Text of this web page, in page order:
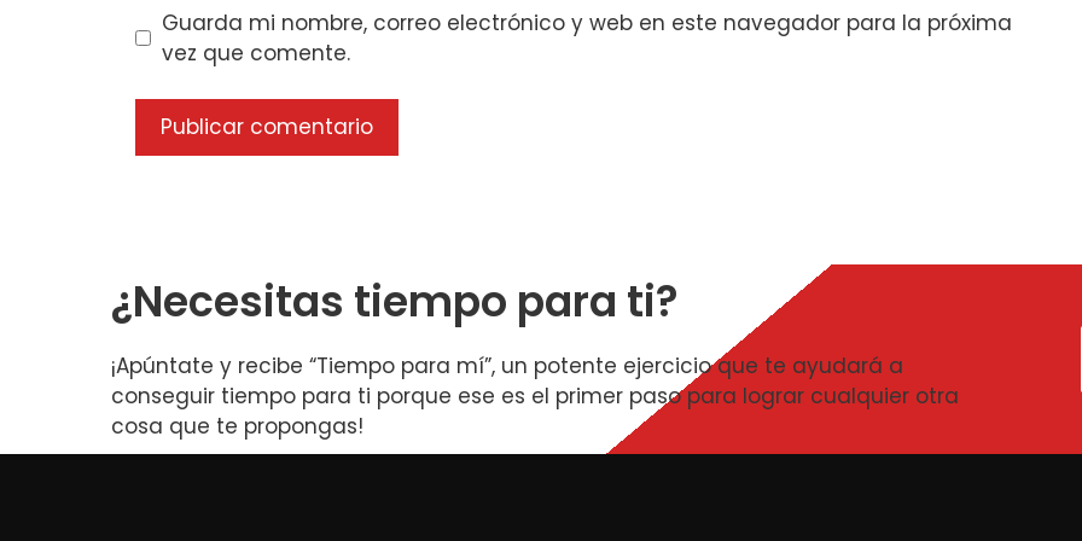
Guarda mi nombre, correo electrónico y web en este navegador para la próxima
vez que comente.
¿Necesitas tiempo para ti?
¡Apúntate y recibe “Tiempo para mí”, un potente ejercicio que te ayudará a
conseguir tiempo para ti porque ese es el primer paso para lograr cualquier otra
cosa que te propongas!